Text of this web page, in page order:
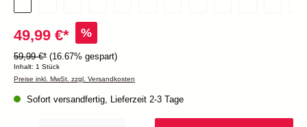
49,99 €* %
59,99 €* (16.67% gespart)
Inhalt: 1 Stück
Preise inkl. MwSt. zzgl. Versandkosten
Sofort versandfertig, Lieferzeit 2-3 Tage
Produkt Anzahl: Gib den gewünschten Wert ein oder benutze die Schaltflächen um die